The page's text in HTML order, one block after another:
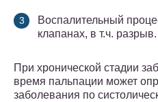
Воспалительный
клапанах, в т.ч. разрыв.
При хронической стадии
время пальпации может
заболевания по